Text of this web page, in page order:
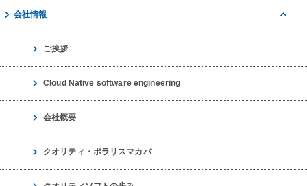
会社情報
ご挨拶
Cloud Native software engineering
会社概要
クオリティ・ポラリスマカバ